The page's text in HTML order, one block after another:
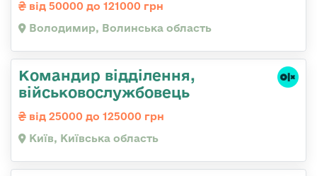
від 50000 до 121000 грн
Володимир, Волинська область
Командир відділення,
військовослужбовець
від 25000 до 125000 грн
Київ, Київська область